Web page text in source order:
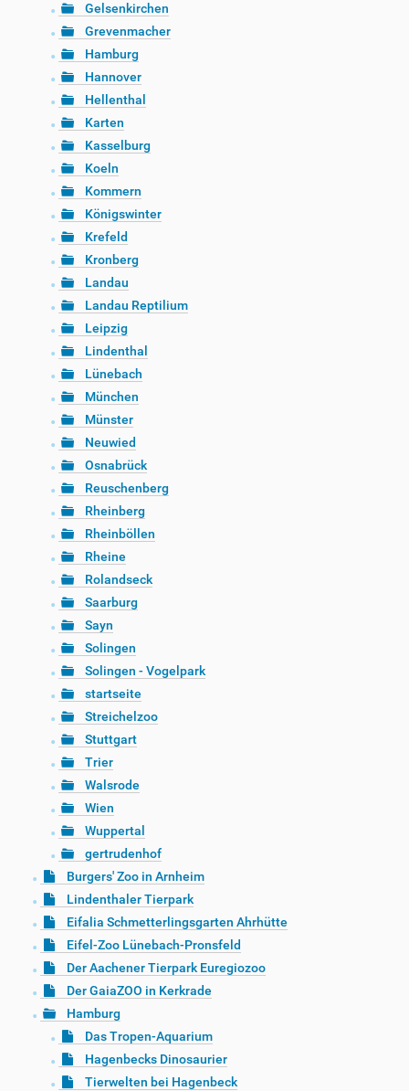
Gelsenkirchen
Grevenmacher
Hamburg
Hannover
Hellenthal
Karten
Kasselburg
Koeln
Kommern
Königswinter
Krefeld
Kronberg
Landau
Landau Reptilium
Leipzig
Lindenthal
Lünebach
München
Münster
Neuwied
Osnabrück
Reuschenberg
Rheinberg
Rheinböllen
Rheine
Rolandseck
Saarburg
Sayn
Solingen
Solingen - Vogelpark
startseite
Streichelzoo
Stuttgart
Trier
Walsrode
Wien
Wuppertal
gertrudenhof
Burgers' Zoo in Arnheim
Lindenthaler Tierpark
Eifalia Schmetterlingsgarten Ahrhütte
Eifel-Zoo Lünebach-Pronsfeld
Der Aachener Tierpark Euregiozoo
Der GaiaZOO in Kerkrade
Hamburg
Das Tropen-Aquarium
Hagenbecks Dinosaurier
Tierwelten bei Hagenbeck